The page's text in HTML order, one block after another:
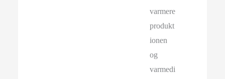
varmere
produkt
ionen
og
varmedi